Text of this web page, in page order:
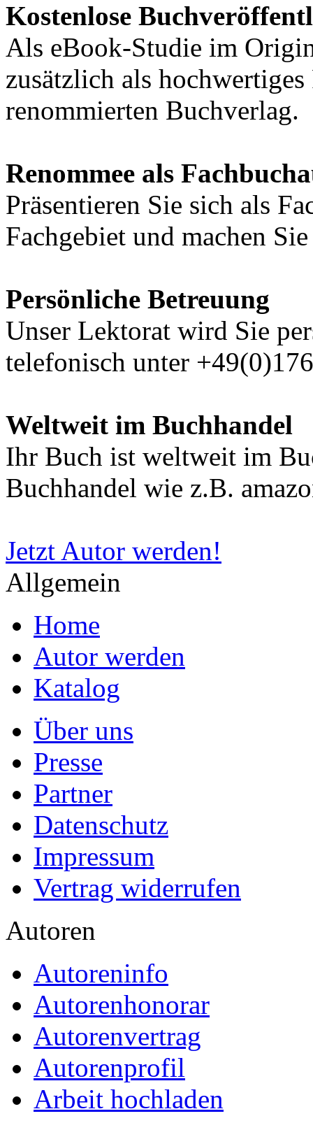
Kostenlose
Als eBook-Studie im
zusätzlich als
renommierten Buchverlag.
Renommee als
Präsentieren Sie sich als
Fachgebiet und machen
Persönliche Betreuung
Unser Lektorat wird Sie
telefonisch unter
Weltweit im Buchhandel
Ihr Buch ist weltweit im
Buchhandel wie z.B.
Jetzt Autor werden!
Allgemein
Home
Autor werden
Katalog
Über uns
Presse
Partner
Datenschutz
Impressum
Vertrag widerrufen
Autoren
Autoreninfo
Autorenhonorar
Autorenvertrag
Autorenprofil
Arbeit hochladen